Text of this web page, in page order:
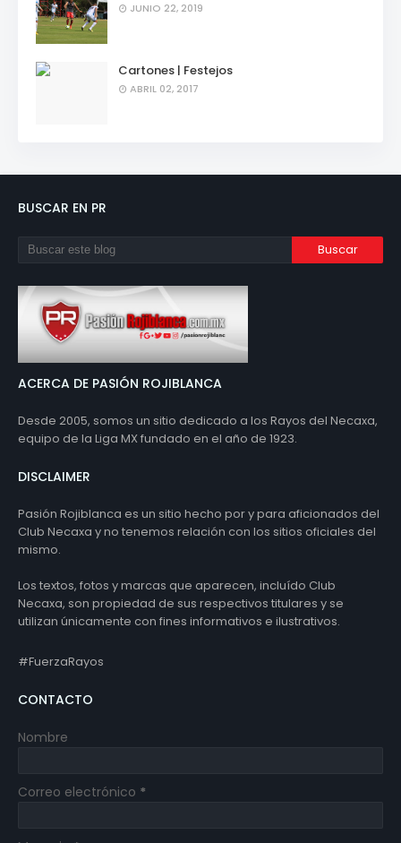
JUNIO 22, 2019
Cartones | Festejos
ABRIL 02, 2017
BUSCAR EN PR
ACERCA DE PASIÓN ROJIBLANCA
Desde 2005, somos un sitio dedicado a los Rayos del Necaxa,
equipo de la Liga MX fundado en el año de 1923.
DISCLAIMER
Pasión Rojiblanca es un sitio hecho por y para aficionados del
Club Necaxa y no tenemos relación con los sitios oficiales del
mismo.
Los textos, fotos y marcas que aparecen, incluído Club
Necaxa, son propiedad de sus respectivos titulares y se
utilizan únicamente con fines informativos e ilustrativos.
#FuerzaRayos
CONTACTO
Nombre
Correo electrónico *